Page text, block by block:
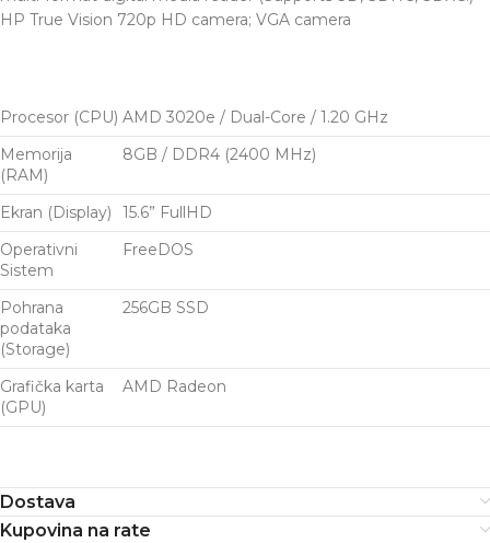
HP True Vision 720p HD camera; VGA camera
Procesor (CPU) AMD 3020e / Dual-Core / 1.20 GHz
Memorija
(RAM)
8GB / DDR4 (2400 MHz)
Ekran (Display)
15.6” FullHD
Operativni
Sistem
FreeDOS
Pohrana
podataka
(Storage)
256GB SSD
Grafička karta
(GPU)
AMD Radeon
Dostava
Kupovina na rate